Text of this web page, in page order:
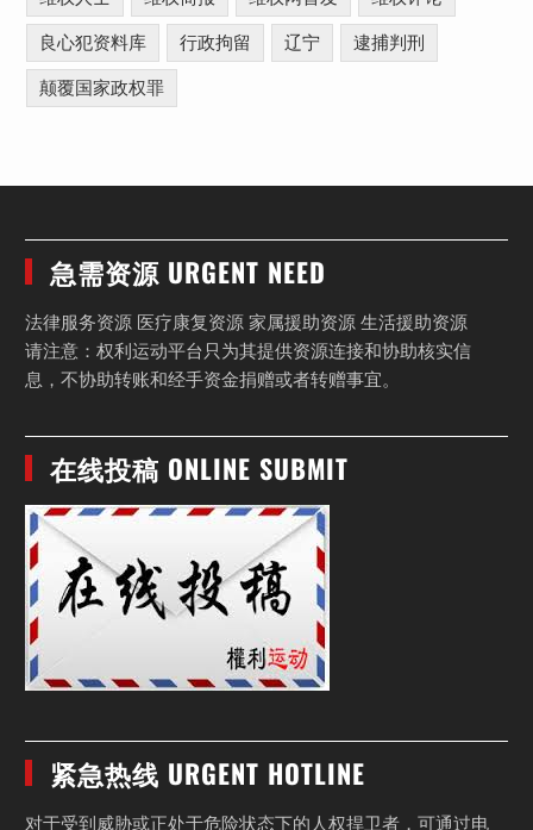
良心犯资料库 行政拘留 辽宁 逮捕判刑
颠覆国家政权罪
急需资源 URGENT NEED
法律服务资源 医疗康复资源 家属援助资源 生活援助资源
请注意：权利运动平台只为其提供资源连接和协助核实信
息，不协助转账和经手资金捐赠或者转赠事宜。
在线投稿 ONLINE SUBMIT
紧急热线 URGENT HOTLINE
对于受到威胁或正处于危险状态下的人权捍卫者，可通过电